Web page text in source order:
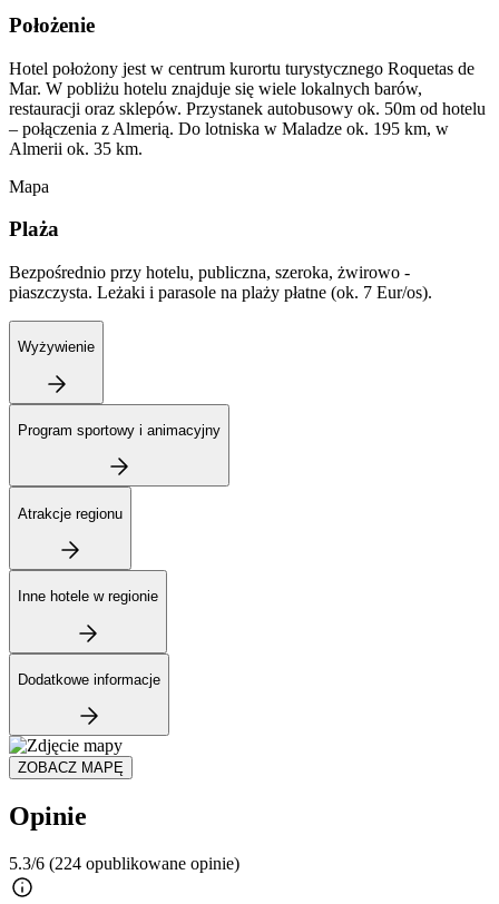
Położenie
Hotel położony jest w centrum kurortu turystycznego Roquetas de
Mar. W pobliżu hotelu znajduje się wiele lokalnych barów,
restauracji oraz sklepów. Przystanek autobusowy ok. 50m od hotelu
– połączenia z Almerią. Do lotniska w Maladze ok. 195 km, w
Almerii ok. 35 km.
Mapa
Plaża
Bezpośrednio przy hotelu, publiczna, szeroka, żwirowo -
piaszczysta. Leżaki i parasole na plaży płatne (ok. 7 Eur/os).
Wyżywienie
Program sportowy i animacyjny
Atrakcje regionu
Inne hotele w regionie
Dodatkowe informacje
ZOBACZ MAPĘ
Opinie
5.3/6 (224 opublikowane opinie)